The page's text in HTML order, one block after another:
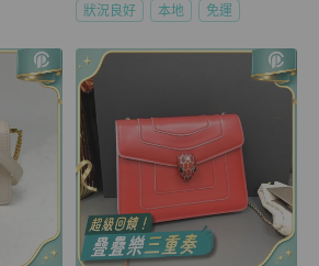
狀況良好 本地 免運